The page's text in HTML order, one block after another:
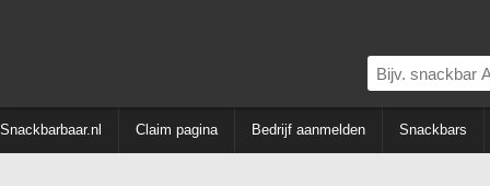
Snackbarbaar.nl Claim pagina Bedrijf aanmelden Snackbars